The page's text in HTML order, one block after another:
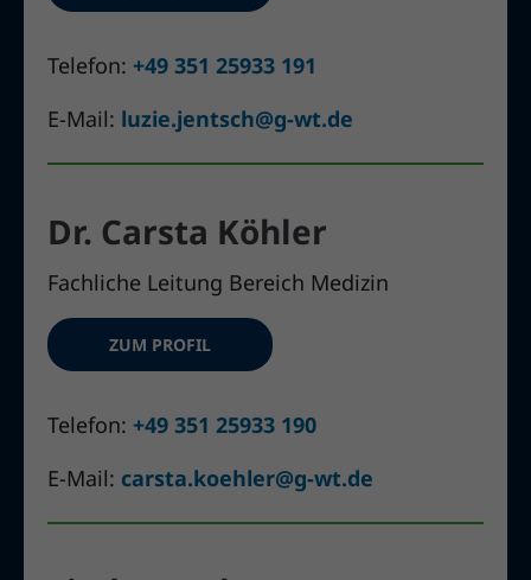
Telefon: +49 351 25933 191
E-Mail: luzie.jentsch@g-wt.de
Dr. Carsta Köhler
Fachliche Leitung Bereich Medizin
ZUM PROFIL
Telefon: +49 351 25933 190
E-Mail: carsta.koehler@g-wt.de